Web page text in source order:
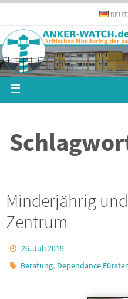
Minderjährig
Zentrum
26. Juli 2019
Beratung, Dependance